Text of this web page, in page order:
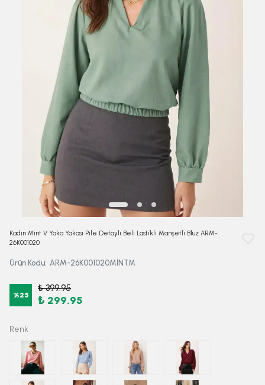
Kadın Mint V Yaka Yakası Pile Detaylı Beli Lastikli Manşetli Bluz ARM-
26K001020
Ürün Kodu: ARM-26K001020MİNTM
%25
₺ 399.95
₺ 299.95
Renk